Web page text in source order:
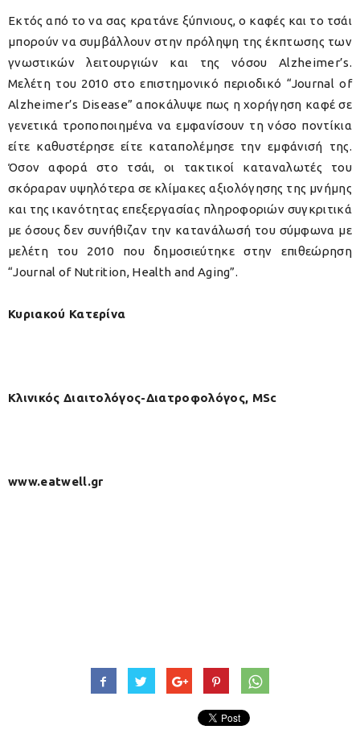
Εκτός από το να σας κρατάνε ξύπνιους, ο καφές και το τσάι
μπορούν να συμβάλλουν στην πρόληψη της έκπτωσης των
γνωστικών λειτουργιών και της νόσου Alzheimer’s.
Μελέτη του 2010 στο επιστημονικό περιοδικό “Journal of
Alzheimer’s Disease” αποκάλυψε πως η χορήγηση καφέ σε
γενετικά τροποποιημένα να εμφανίσουν τη νόσο ποντίκια
είτε καθυστέρησε είτε καταπολέμησε την εμφάνισή της.
Όσον αφορά στο τσάι, οι τακτικοί καταναλωτές του
σκόραραν υψηλότερα σε κλίμακες αξιολόγησης της μνήμης
και της ικανότητας επεξεργασίας πληροφοριών συγκριτικά
με όσους δεν συνήθιζαν την κατανάλωσή του σύμφωνα με
μελέτη του 2010 που δημοσιεύτηκε στην επιθεώρηση
“Journal of Nutrition, Health and Aging”.
Κυριακού Κατερίνα
Κλινικός Διαιτολόγος-Διατροφολόγος, MSc
www.eatwell.gr